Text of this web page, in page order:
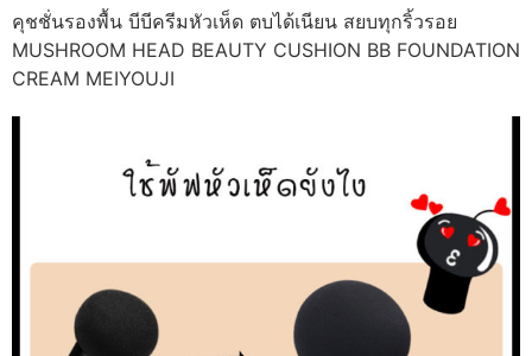
คุชชั่นรองพื้น บีบีครีมหัวเห็ด ตบได้เนียน สยบทุกริ้วรอย
MUSHROOM HEAD BEAUTY CUSHION BB FOUNDATION
CREAM MEIYOUJI